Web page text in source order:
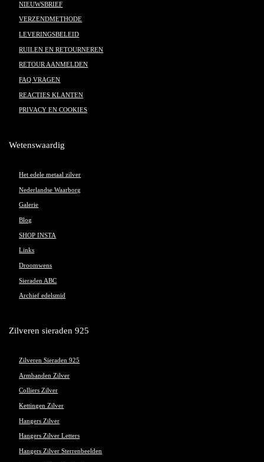
NIEUWSBRIEF
VERZENDMETHODE
LEVERINGSBELEID
RUILEN EN RETOURNEREN
RETOUR AANMELDEN
FAQ VRAGEN
REACTIES KLANTEN
PRIVACY EN COOKIES
Wetenswaardig
Het edele metaal zilver
Nederlandse Waarborg
Galerie
Blog
SHOP INSTA
Links
Droomwens
Sieraden ABC
Archief edelsmid
Zilveren sieraden 925
Zilveren Sieraden 925
Armbanden Zilver
Colliers Zilver
Kettingen Zilver
Hangers Zilver
Hangers Zilver Letters
Hangers Zilver Sterrenbeelden